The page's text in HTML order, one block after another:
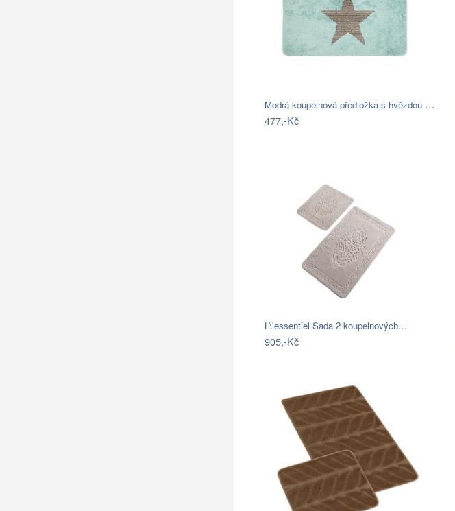
Modrá koupelnová předložka s hvězdou -…
477,-Kč
L\'essentiel Sada 2 koupelnových…
905,-Kč